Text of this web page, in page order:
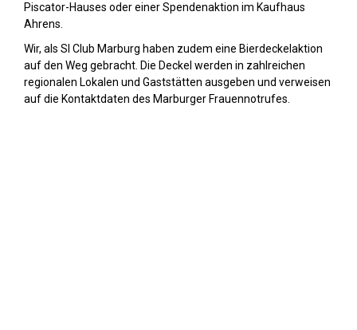
Piscator-Hauses oder einer Spendenaktion im Kaufhaus
Ahrens.
Wir, als SI Club Marburg haben zudem eine Bierdeckelaktion
auf den Weg gebracht. Die Deckel werden in zahlreichen
regionalen Lokalen und Gaststätten ausgeben und verweisen
auf die Kontaktdaten des Marburger Frauennotrufes.